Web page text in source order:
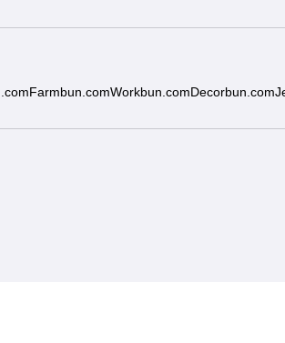
Farmbun.comWorkbun.com Decorbun.com